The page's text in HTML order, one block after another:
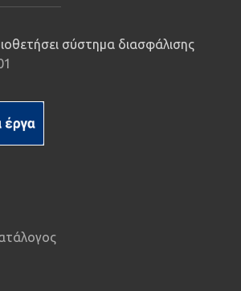
σύστημα διασφάλισης